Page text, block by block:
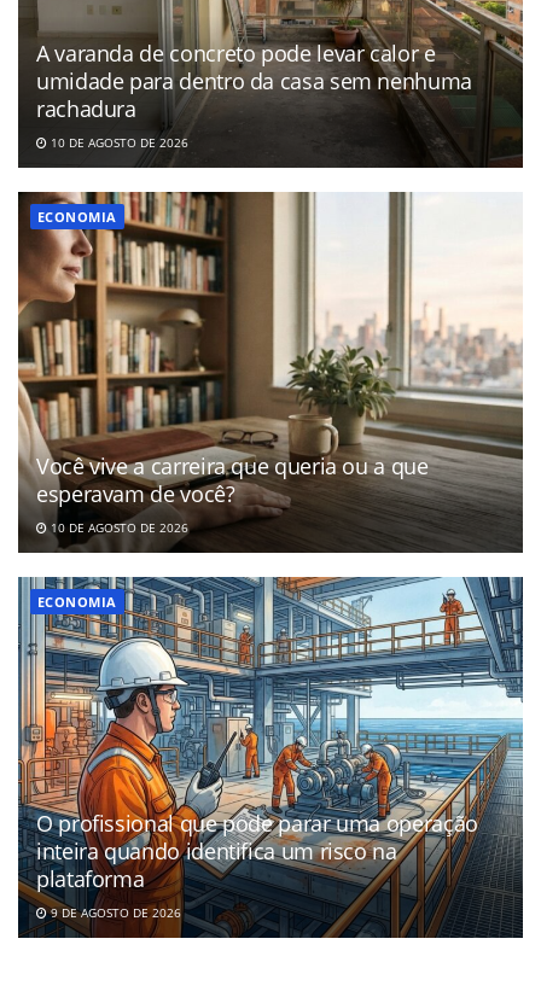
A varanda de concreto pode levar calor e
umidade para dentro da casa sem nenhuma
rachadura
10 DE AGOSTO DE 2026
ECONOMIA
Você vive a carreira que queria ou a que
esperavam de você?
10 DE AGOSTO DE 2026
ECONOMIA
O profissional que pode parar uma operação
inteira quando identifica um risco na
plataforma
9 DE AGOSTO DE 2026